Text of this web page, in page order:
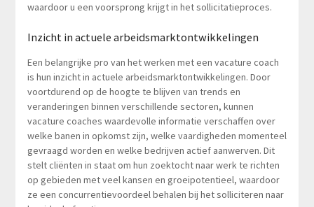
waardoor u een voorsprong krijgt in het sollicitatieproces.
Inzicht in actuele arbeidsmarktontwikkelingen
Een belangrijke pro van het werken met een vacature coach
is hun inzicht in actuele arbeidsmarktontwikkelingen. Door
voortdurend op de hoogte te blijven van trends en
veranderingen binnen verschillende sectoren, kunnen
vacature coaches waardevolle informatie verschaffen over
welke banen in opkomst zijn, welke vaardigheden momenteel
gevraagd worden en welke bedrijven actief aanwerven. Dit
stelt cliënten in staat om hun zoektocht naar werk te richten
op gebieden met veel kansen en groeipotentieel, waardoor
ze een concurrentievoordeel behalen bij het solliciteren naar